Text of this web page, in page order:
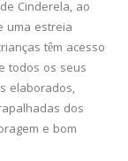
Cinderela, ao
uma estreia
têm acesso
todos os seus
elaborados,
dos
e bom